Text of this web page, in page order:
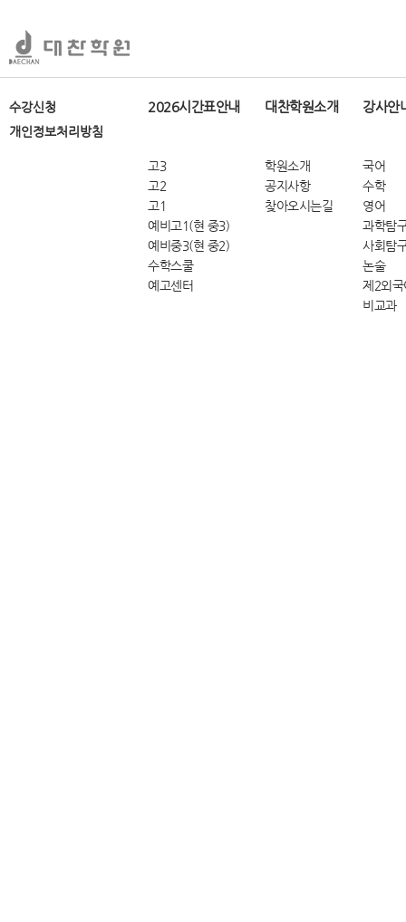
수강신청
개인정보처리방침
2026시간표안내
고3
고2
고1
예비고1(현 중3)
예비중3(현 중2)
수학스쿨
예고센터
대찬학원소개
학원소개
공지사항
찾아오시는길
강사안
국어
수학
영어
과학탐
사회탐
논술
제2외국
비교과